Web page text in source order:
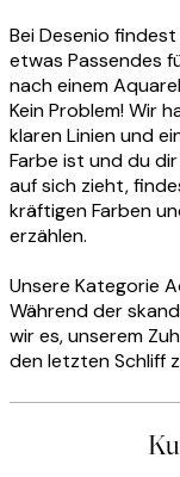
Bei Desenio
etwas Passendes
nach einem
Kein Problem! Wir
klaren Linien und
Farbe ist und du
auf sich zieht,
kräftigen Farben
erzählen.
Unsere Kategorie
Während der
wir es, unserem
den letzten Schliff